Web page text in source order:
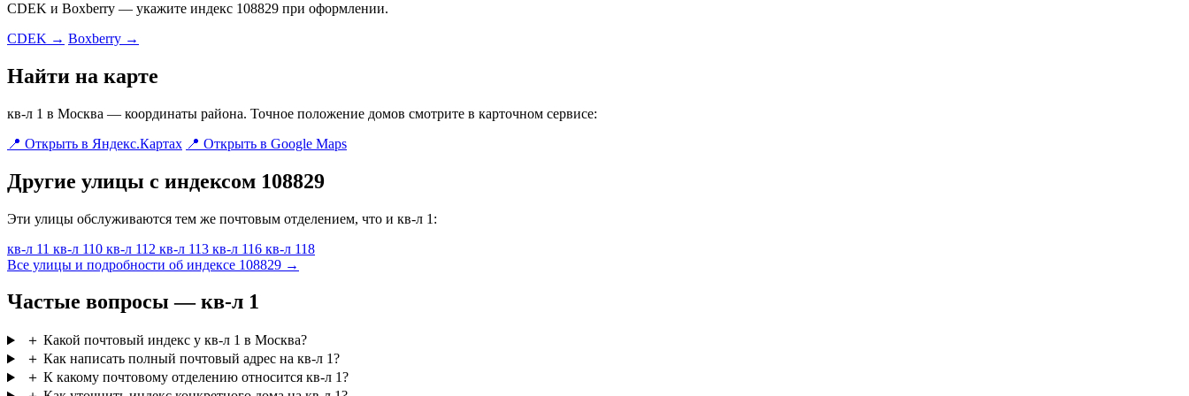
CDEK и Boxberry — укажите индекс 108829 при оформлении.
CDEK → Boxberry →
Найти на карте
кв-л 1 в Москва — координаты района. Точное положение домов смотрите в карточном сервисе:
📍 Открыть в Яндекс.Картах 📍 Открыть в Google Maps
Другие улицы с индексом 108829
Эти улицы обслуживаются тем же почтовым отделением, что и кв-л 1:
кв-л 11 кв-л 110 кв-л 112 кв-л 113 кв-л 116 кв-л 118
Все улицы и подробности об индексе 108829 →
Частые вопросы — кв-л 1
＋ Какой почтовый индекс у кв-л 1 в Москва?
＋ Как написать полный почтовый адрес на кв-л 1?
＋ К какому почтовому отделению относится кв-л 1?